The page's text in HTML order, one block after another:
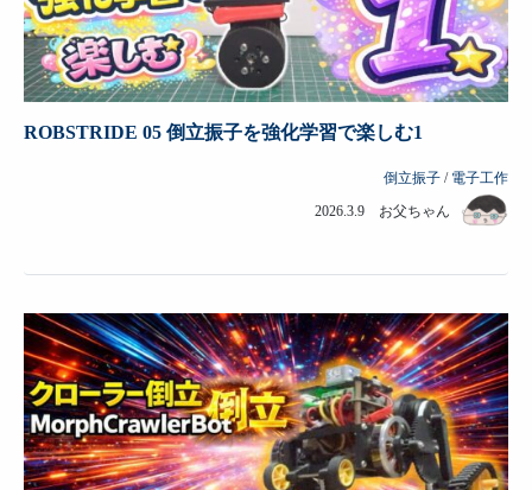
ROBSTRIDE 05 倒立振子を強化学習で楽しむ1
倒立振子 / 電子工作
2026.3.9 お父ちゃん